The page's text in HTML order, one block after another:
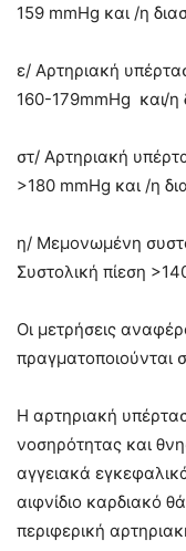
159 mmHg και /η
ε/ Αρτηριακή
160-179mmHg και/η
στ/ Αρτηριακή
>180 mmHg και /η
η/ Μεμονωμένη
Συστολική πίεση
Οι μετρήσεις
πραγματοποιούνται
Η αρτηριακή
νοσηρότητας και
αγγειακά
αιφνίδιο καρδιακό
περιφερική